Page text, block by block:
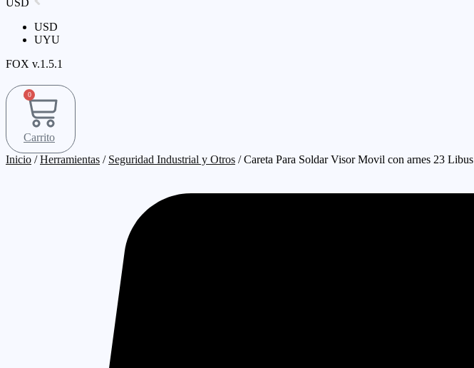
USD
USD
UYU
FOX v.1.5.1
0
Carrito
Inicio /Herramientas / Seguridad Industrial y Otros / Careta Para Soldar Visor Movil con arnes 23 Libus